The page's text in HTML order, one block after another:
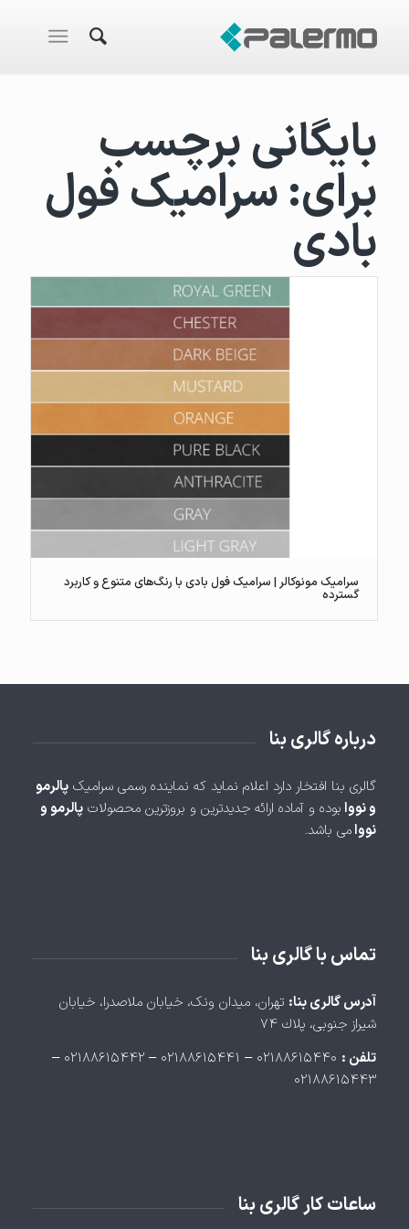
بایگانی برچسب
برای:سرامیک فول
بادی
سرامیک مونوکالر | سرامیک فول بادی با رنگ‌های متنوع و کاربرد
گسترده
درباره گالری بنا
گالری بنا افتخار دارد اعلام نماید که نماینده رسمی سرامیک پالرمو
و نووابوده و آماده ارائه جدیدترین و بروزترین محصولات پالرمو و
نووامی باشد.
تماس با گالری بنا
آدرس گالری بنا: تهران، ميدان ونک، خيابان ملاصدرا، خيابان
شيراز جنوبی، پلاك ۷۴
تلفن :
۰۲۱۸۸۶۱۵۴۴۰ – ۰۲۱۸۸۶۱۵۴۴۱ – ۰۲۱۸۸۶۱۵۴۴۲ –
۰۲۱۸۸۶۱۵۴۴۳
ساعات کار گالری بنا